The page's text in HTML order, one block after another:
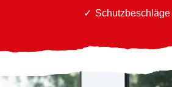
Schutzbeschläge